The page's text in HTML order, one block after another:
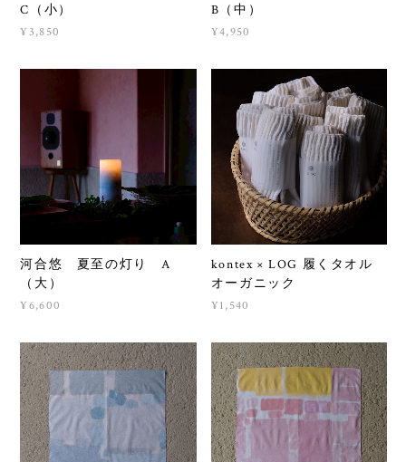
C（小）
¥3,850
B（中）
¥4,950
河合悠 夏至の灯り A
（大）
¥6,600
kontex × LOG 履くタオル
オーガニック
¥1,540